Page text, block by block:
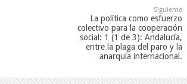
Siguiente
La política como esfuerzo
colectivo para la cooperación
social: 1 (1 de 3): Andalucía,
entre la plaga del paro y la
anarquía internacional.